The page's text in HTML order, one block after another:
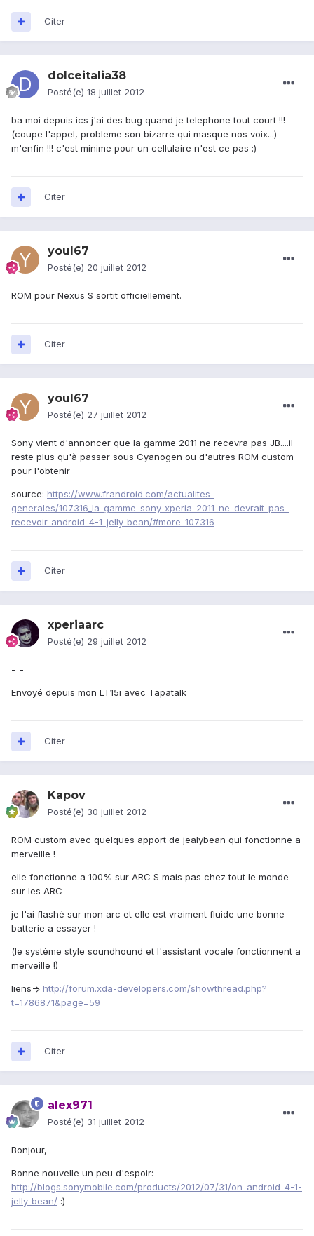
Citer
dolceitalia38
Posté(e) 18 juillet 2012
ba moi depuis ics j'ai des bug quand je telephone tout court !!!
(coupe l'appel, probleme son bizarre qui masque nos voix...)
m'enfin !!! c'est minime pour un cellulaire n'est ce pas :)
Citer
youl67
Posté(e) 20 juillet 2012
ROM pour Nexus S sortit officiellement.
Citer
youl67
Posté(e) 27 juillet 2012
Sony vient d'annoncer que la gamme 2011 ne recevra pas JB....il
reste plus qu'à passer sous Cyanogen ou d'autres ROM custom
pour l'obtenir
source: https://www.frandroid.com/actualites-
generales/107316_la-gamme-sony-xperia-2011-ne-devrait-pas-
recevoir-android-4-1-jelly-bean/#more-107316
Citer
xperiaarc
Posté(e) 29 juillet 2012
-_-
Envoyé depuis mon LT15i avec Tapatalk
Citer
Kapov
Posté(e) 30 juillet 2012
ROM custom avec quelques apport de jealybean qui fonctionne a
merveille !
elle fonctionne a 100% sur ARC S mais pas chez tout le monde
sur les ARC
je l'ai flashé sur mon arc et elle est vraiment fluide une bonne
batterie a essayer !
(le système style soundhound et l'assistant vocale fonctionnent a
merveille !)
liens=> http://forum.xda-developers.com/showthread.php?
t=1786871&page=59
Citer
alex971
Posté(e) 31 juillet 2012
Bonjour,
Bonne nouvelle un peu d'espoir:
http://blogs.sonymobile.com/products/2012/07/31/on-android-4-1-
jelly-bean/ :)